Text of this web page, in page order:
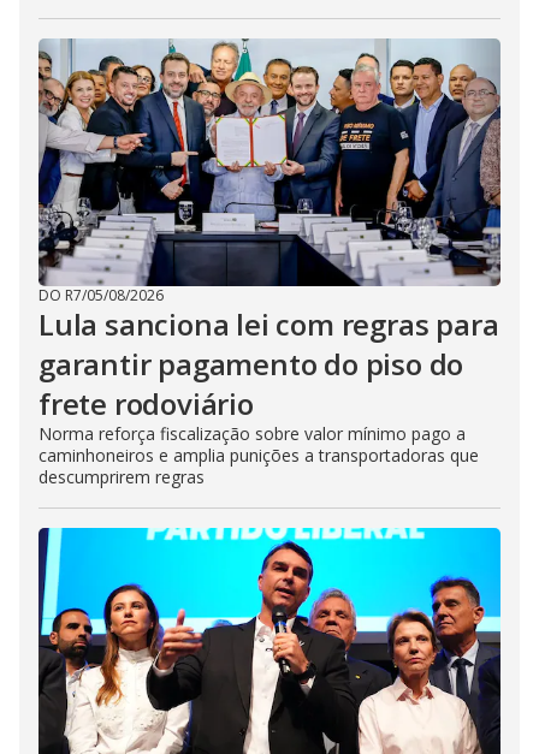
DO R7/05/08/2026
Lula sanciona lei com regras para
garantir pagamento do piso do
frete rodoviário
Norma reforça fiscalização sobre valor mínimo pago a
caminhoneiros e amplia punições a transportadoras que
descumprirem regras